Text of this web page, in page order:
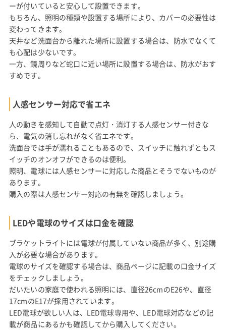
ーが付いていると安心して設置できます。
もちろん、照明の種類や設置する場所により、カバーの必要性は
変わってきます。
天井など洗面台から離れた場所に設置する場合は、防水でなくて
も心配は少ないです。
一方、鏡周りなど蛇口に近い場所に設置する場合は、防水がおす
すめです。
人感センサー対応で省エネ
人の動きを感知して自動で点灯・消灯する人感センサー付きな
ら、電気の消し忘れがなく省エネです。
洗面台では手が濡れることもあるので、スイッチに触れずともス
イッチのオンオフができるのは便利。
照明、電球には人感センサーに対応した商品とそうでないものが
あります。
購入の際は人感センサー対応の有無を確認しましょう。
LEDや電球のサイズは口金を確認
ブラケットライトには電球が付属していない商品が多く、別途購
入が必要な場合があります。
電球のサイズを確認する場合は、商品ページに記載の口金サイズ
をチェックしましょう。
だいたいの家庭で使われる照明には、直径26cmのE26や、直径
17cmのE17が採用されています。
LED電球が欲しい人は、LED電球専用や、LED電球対応などの記
載が商品にあるかも確認してから購入してください。